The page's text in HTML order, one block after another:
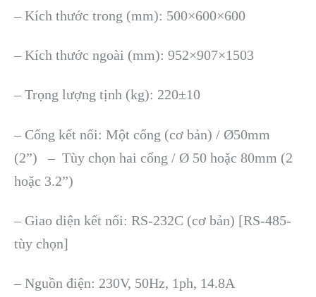
– Kích thước trong (mm): 500×600×600
– Kích thước ngoài (mm): 952×907×1503
– Trọng lượng tịnh (kg): 220±10
– Cổng kết nối: Một cổng (cơ bản) / Ø50mm
(2”) – Tùy chọn hai cổng / Ø 50 hoặc 80mm (2
hoặc 3.2”)
– Giao diện kết nối: RS-232C (cơ bản) [RS-485-
tùy chọn]
– Nguồn điện: 230V, 50Hz, 1ph, 14.8A